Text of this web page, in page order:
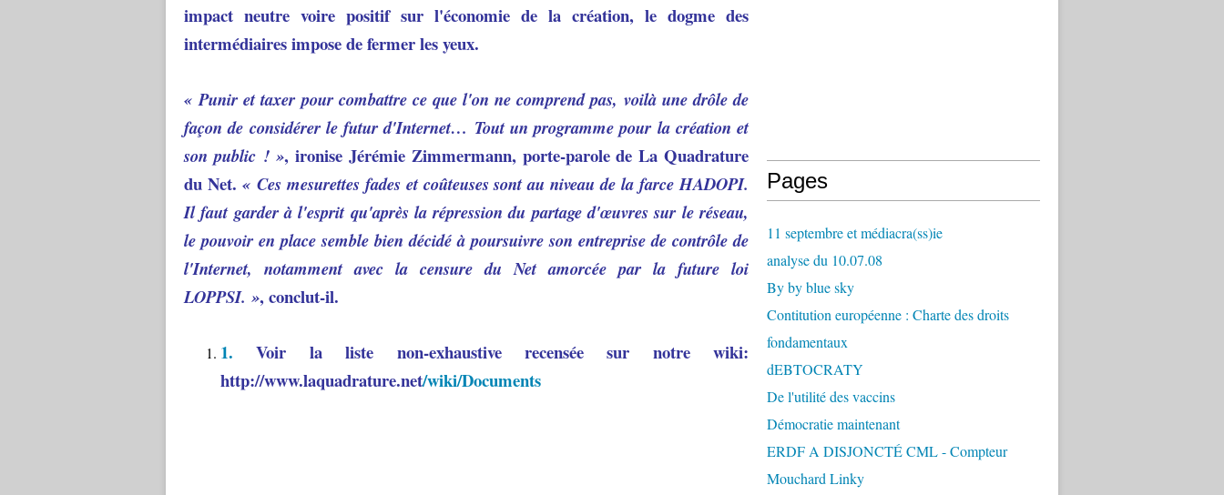
impact neutre voire positif sur l'économie de la création, le dogme des
intermédiaires impose de fermer les yeux.
« Punir et taxer pour combattre ce que l'on ne comprend pas, voilà une drôle de
façon de considérer le futur d'Internet… Tout un programme pour la création et
son public ! », ironise Jérémie Zimmermann, porte-parole de La Quadrature
du Net. « Ces mesurettes fades et coûteuses sont au niveau de la farce HADOPI.
Il faut garder à l'esprit qu'après la répression du partage d'œuvres sur le réseau,
le pouvoir en place semble bien décidé à poursuivre son entreprise de contrôle de
l'Internet, notamment avec la censure du Net amorcée par la future loi
LOPPSI. », conclut-il.
1. Voir la liste non-exhaustive recensée sur notre wiki:
http://www.laquadrature.net/wiki/Documents
Pages
11 septembre et médiacra(ss)ie
analyse du 10.07.08
By by blue sky
Contitution européenne : Charte des droits
fondamentaux
dEBTOCRATY
De l'utilité des vaccins
Démocratie maintenant
ERDF A DISJONCTÉ CML - Compteur
Mouchard Linky